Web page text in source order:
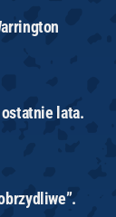
ostatnie lata.